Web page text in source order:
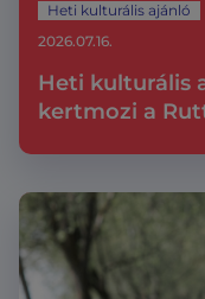
Heti kulturális ajánló
Heti kulturális
kertmozi a
2026.07.16.